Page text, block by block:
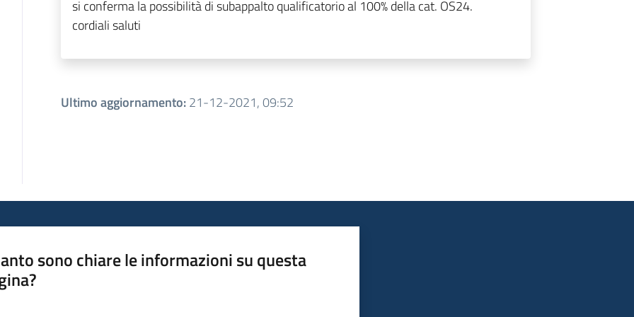
si conferma la possibilità di subappalto qualificatorio al 100% della cat. OS24.
cordiali saluti
Ultimo aggiornamento:21-12-2021, 09:52
sono chiare le informazioni su questa